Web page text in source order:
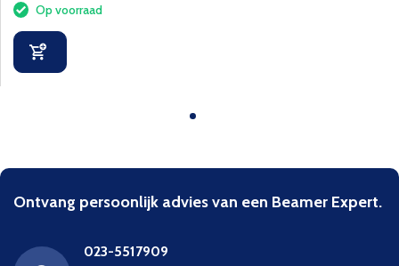
Op voorraad
Ontvang persoonlijk advies van een Beamer Expert.
023-5517909